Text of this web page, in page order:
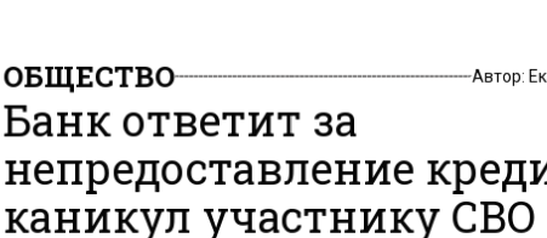
ОБЩЕСТВО Автор:
Банк ответит за
непредоставление
каникул участнику СВО